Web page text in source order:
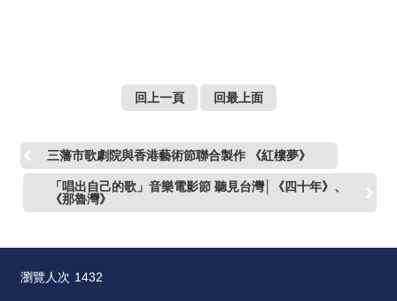
回上一頁 回最上面
三藩市歌劇院與香港藝術節聯合製作 《紅樓夢》
「唱出自己的歌」音樂電影節 聽見台灣│《四十年》、
《那魯灣》
瀏覽人次 1432